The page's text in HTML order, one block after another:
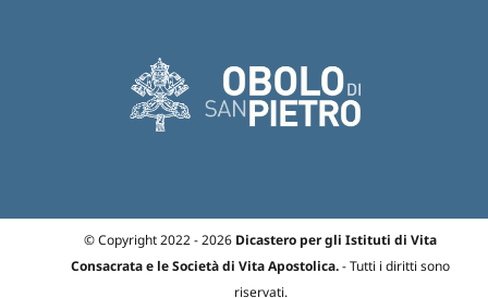
© Copyright 2022 - 2026 Dicastero per gli Istituti di Vita
Consacrata e le Società di Vita Apostolica.- Tutti i diritti sono
riservati.